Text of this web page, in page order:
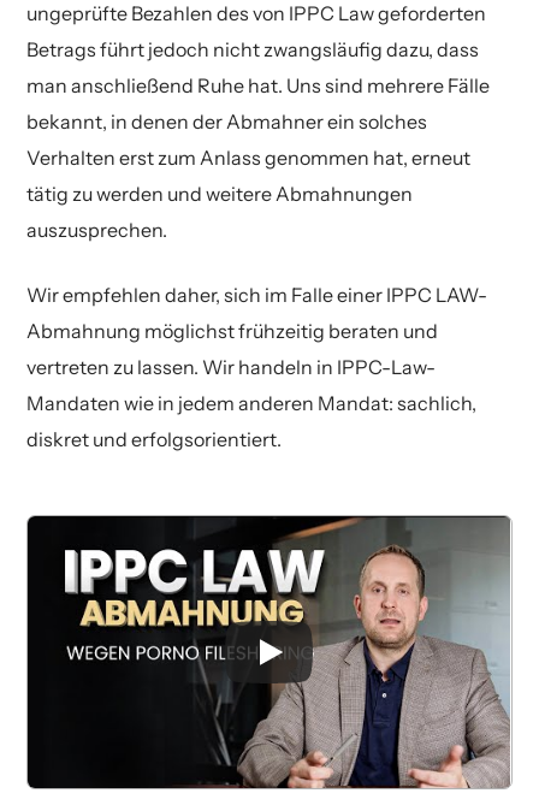
ungeprüfte Bezahlen des von IPPC Law geforderten
Betrags führt jedoch nicht zwangsläufig dazu, dass
man anschließend Ruhe hat. Uns sind mehrere Fälle
bekannt, in denen der Abmahner ein solches
Verhalten erst zum Anlass genommen hat, erneut
tätig zu werden und weitere Abmahnungen
auszusprechen.
Wir empfehlen daher, sich im Falle einer IPPC LAW-
Abmahnung möglichst frühzeitig beraten und
vertreten zu lassen. Wir handeln in IPPC-Law-
Mandaten wie in jedem anderen Mandat: sachlich,
diskret und erfolgsorientiert.